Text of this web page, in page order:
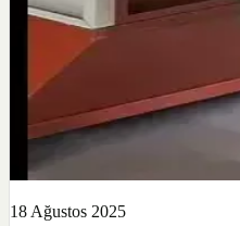
18 Ağustos 2025